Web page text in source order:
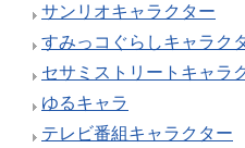
サンリオキャラクター
すみっコぐらしキャラク
セサミストリートキャラ
ゆるキャラ
テレビ番組キャラクター